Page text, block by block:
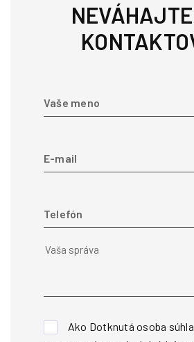
Vaše meno
E-mail
Telefón
Ako Dotknutá osoba